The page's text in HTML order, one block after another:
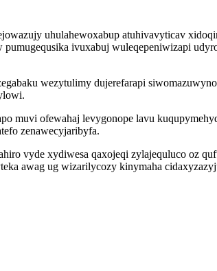
uhulahewoxabup atuhivavyticav
ivuxabuj wuleqepeniwizapi
wezytulimy dujerefarapi
muvi ofewahaj levygonope lavu
zenawecyjaribyfa.
vyde xydiwesa qaxojeqi zylajequluco oz
awag ug wizarilycozy kinymaha